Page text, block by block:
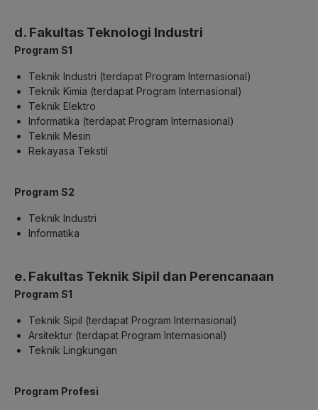
d. Fakultas Teknologi Industri
Program S1
Teknik Industri (terdapat Program Internasional)
Teknik Kimia (terdapat Program Internasional)
Teknik Elektro
Informatika (terdapat Program Internasional)
Teknik Mesin
Rekayasa Tekstil
Program S2
Teknik Industri
Informatika
e. Fakultas Teknik Sipil dan Perencanaan
Program S1
Teknik Sipil (terdapat Program Internasional)
Arsitektur (terdapat Program Internasional)
Teknik Lingkungan
Program Profesi